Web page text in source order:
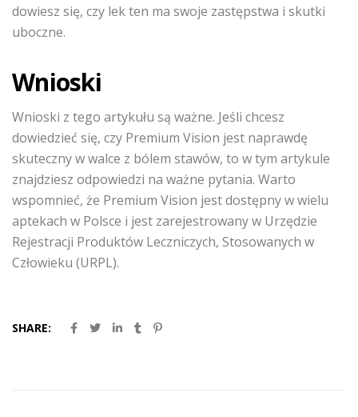
dowiesz się, czy lek ten ma swoje zastępstwa i skutki
uboczne.
Wnioski
Wnioski z tego artykułu są ważne. Jeśli chcesz
dowiedzieć się, czy Premium Vision jest naprawdę
skuteczny w walce z bólem stawów, to w tym artykule
znajdziesz odpowiedzi na ważne pytania. Warto
wspomnieć, że Premium Vision jest dostępny w wielu
aptekach w Polsce i jest zarejestrowany w Urzędzie
Rejestracji Produktów Leczniczych, Stosowanych w
Człowieku (URPL).
SHARE: